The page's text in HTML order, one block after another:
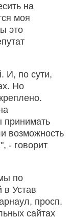
на
моя
это
И, по сути,
Но
принимать
возможность
- говорит
по
в Устав
просп.
сайтах